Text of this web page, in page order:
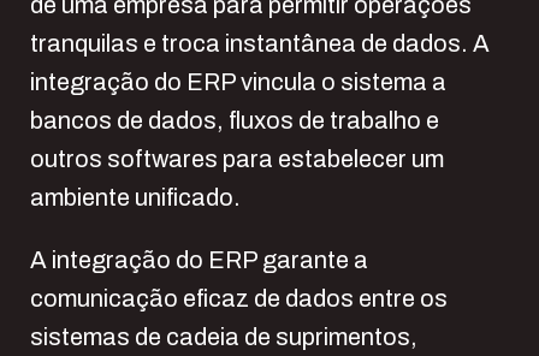
tranquilas e troca instantânea de dados. A
integração do ERP vincula o sistema a
bancos de dados, fluxos de trabalho e
outros softwares para estabelecer um
ambiente unificado.
A integração do ERP garante a
comunicação eficaz de dados entre os
sistemas de cadeia de suprimentos,